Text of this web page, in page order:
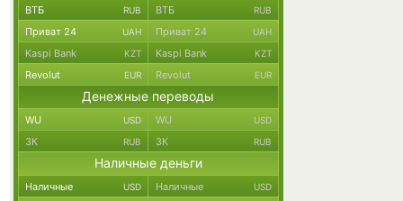
ВТБ RUB ВТБ RUB
Приват 24 UAH Приват 24 UAH
Kaspi Bank KZT Kaspi Bank KZT
Revolut EUR Revolut EUR
Денежные переводы
WU USD WU USD
ЗК RUB ЗК RUB
Наличные деньги
Наличные USD Наличные USD